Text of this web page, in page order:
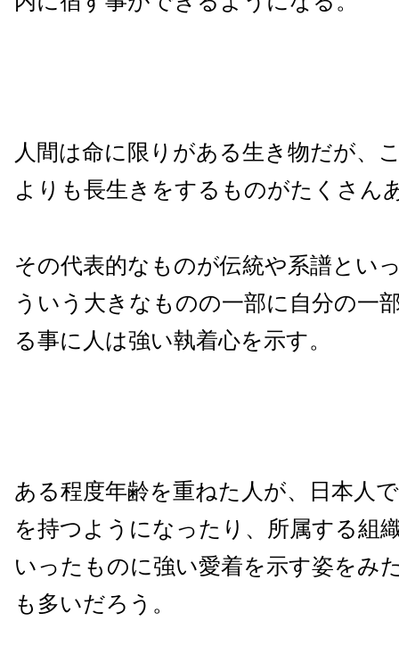
人間は命に限りがある生き物だが、
よりも長生きをするものがたくさん
その代表的なものが伝統や系譜とい
ういう大きなものの一部に自分の一
る事に人は強い執着心を示す。
ある程度年齢を重ねた人が、日本人
を持つようになったり、所属する組
いったものに強い愛着を示す姿をみ
も多いだろう。